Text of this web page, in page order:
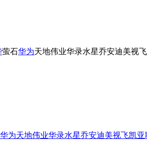
萤石华为天地伟业华录水星乔安迪美视
华为天地伟业华录水星乔安迪美视飞凯亚